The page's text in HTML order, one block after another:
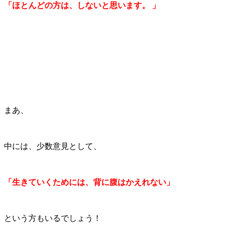
「ほとんどの方は、しないと思います。 」
まあ、
中には、少数意見として、
「生きていくためには、背に腹はかえれない」
という方もいるでしょう！